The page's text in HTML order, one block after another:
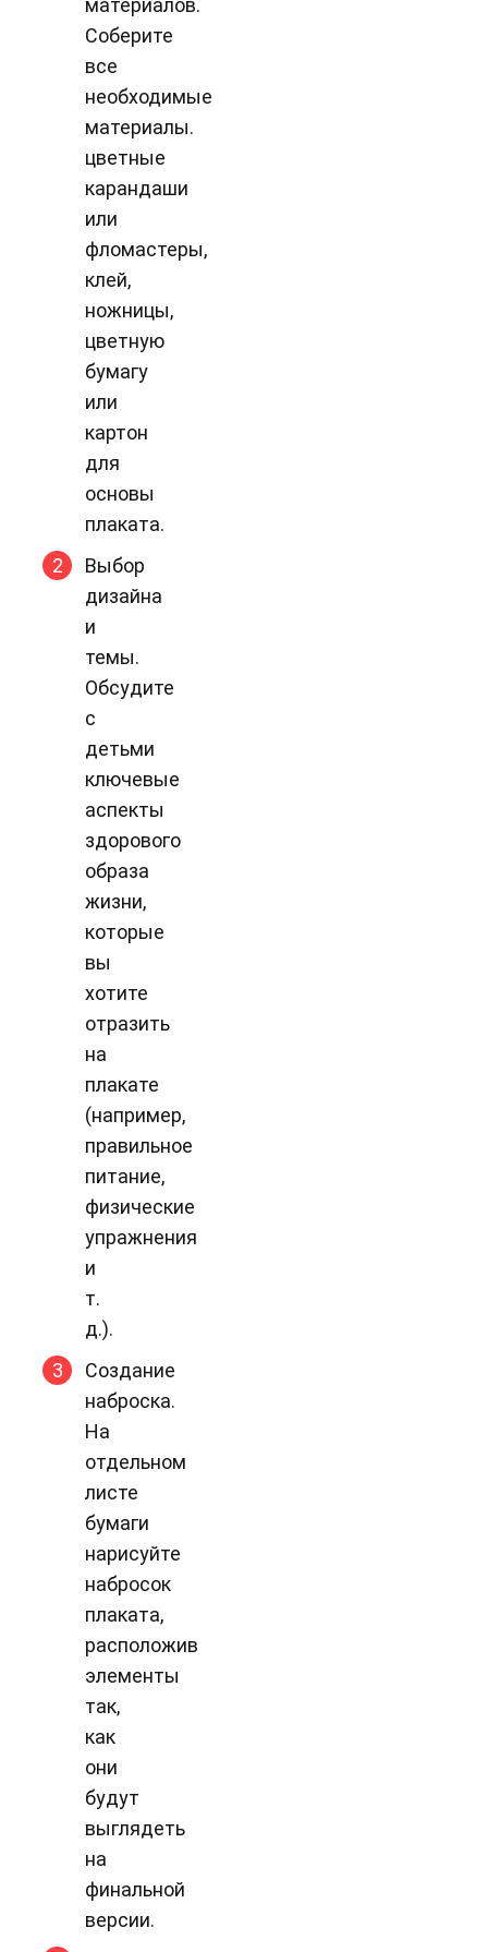
материалов.
Соберите
все
необходимые
материалы.
цветные
карандаши
или
фломастеры,
клей,
ножницы,
цветную
бумагу
или
картон
для
основы
плаката.
Выбор
дизайна
и
темы.
Обсудите
с
детьми
ключевые
аспекты
здорового
образа
жизни,
которые
вы
хотите
отразить
на
плакате
(например,
правильное
питание,
физические
упражнения
и
т.
д.).
Создание
наброска.
На
отдельном
листе
бумаги
нарисуйте
набросок
плаката,
расположив
элементы
так,
как
они
будут
выглядеть
на
финальной
версии.